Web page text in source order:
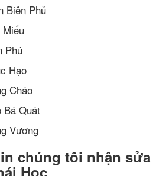
Biên Phủ
Phú
Hạo
Cháo
Bá Quát
Vương
chúng tôi nhận sửa
Học